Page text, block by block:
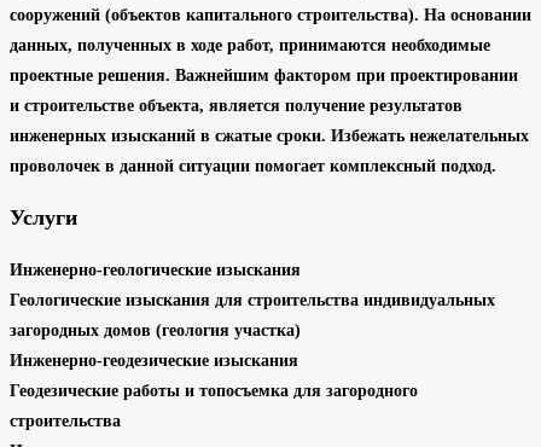
сооружений (объектов капитального строительства). На основании
данных, полученных в ходе работ, принимаются необходимые
проектные решения. Важнейшим фактором при проектировании
и строительстве объекта, является получение результатов
инженерных изысканий в сжатые сроки. Избежать нежелательных
проволочек в данной ситуации помогает комплексный подход.
Услуги
Инженерно-геологические изыскания
Геологические изыскания для строительства индивидуальных
загородных домов (геология участка)
Инженерно-геодезические изыскания
Геодезические работы и топосъемка для загородного
строительства